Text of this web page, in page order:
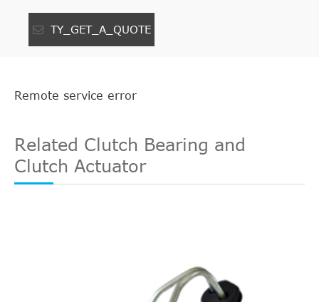
TY_GET_A_QUOTE
Remote service error
Related Clutch Bearing and
Clutch Actuator